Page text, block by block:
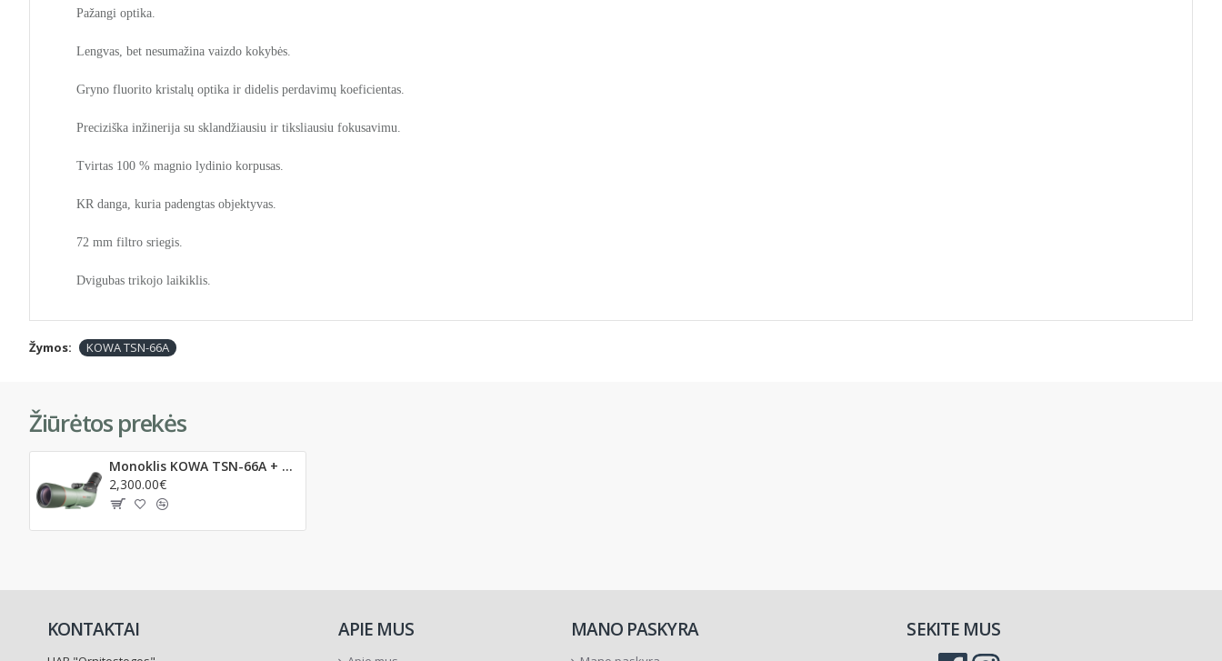
Pažangi optika.
Lengvas, bet nesumažina vaizdo kokybės.
Gryno fluorito kristalų optika ir didelis perdavimų koeficientas.
Preciziška inžinerija su sklandžiausiu ir tiksliausiu fokusavimu.
Tvirtas 100 % magnio lydinio korpusas.
KR danga, kuria padengtas objektyvas.
72 mm filtro sriegis.
Dvigubas trikojo laikiklis.
Žymos: KOWA TSN-66A
Žiūrėtos prekės
Monoklis KOWA TSN-66A + 25-60x plačiakampis okuliaras
2,300.00€
KONTAKTAI APIE MUS MANO PASKYRA SEKITE MUS